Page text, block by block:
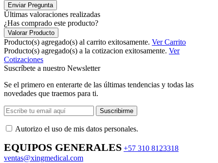
Enviar Pregunta
Últimas valoraciones realizadas
¿Has comprado este producto?
Valorar Producto
Producto(s) agregado(s) al carrito exitosamente. Ver Carrito
Producto(s) agregado(s) a la cotizacion exitosamente. Ver
Cotizaciones
Suscríbete a nuestro Newsletter
Se el primero en enterarte de las últimas tendencias y todas las
novedades que traemos para ti.
Suscribirme
Autorizo ​​el uso de mis datos personales.
EQUIPOS GENERALES +57 310 8123318
ventas@xingmedical.com